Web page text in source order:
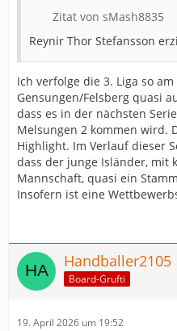
Zitat von sMash8835
Reynir Thor Stefansson
Ich verfolge die 3. Liga so
Gensungen/Felsberg quasi
dass es in der nächsten
Melsungen 2 kommen wird.
Highlight. Im Verlauf dieser
dass der junge Isländer, mit
Mannschaft, quasi ein
Insofern ist eine
Handballer2105
Board-Grufti
19. April 2026 um 19:52